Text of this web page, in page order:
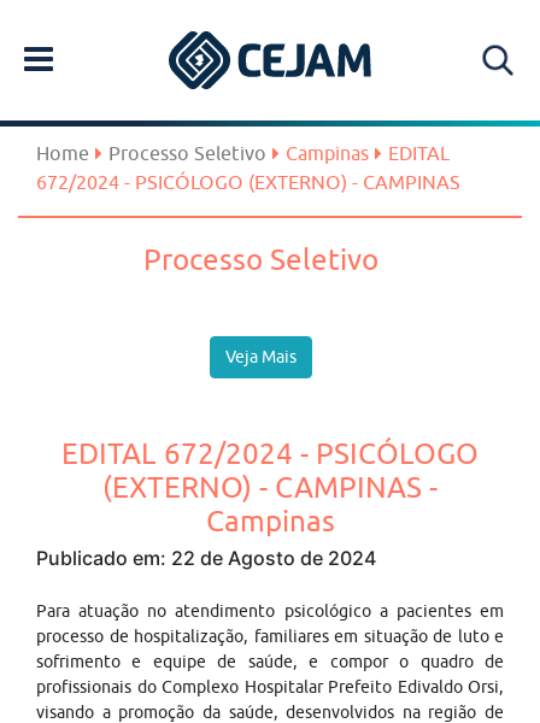
Home Processo Seletivo Campinas
EDITAL
672/2024 - PSICÓLOGO (EXTERNO) - CAMPINAS
Processo Seletivo
Veja Mais
EDITAL 672/2024 - PSICÓLOGO
(EXTERNO) - CAMPINAS -
Campinas
Publicado em: 22 de Agosto de 2024
Para atuação no atendimento psicológico a pacientes em
processo de hospitalização, familiares em situação de luto e
sofrimento e equipe de saúde, e compor o quadro de
profissionais do Complexo Hospitalar Prefeito Edivaldo Orsi,
visando a promoção da saúde, desenvolvidos na região de